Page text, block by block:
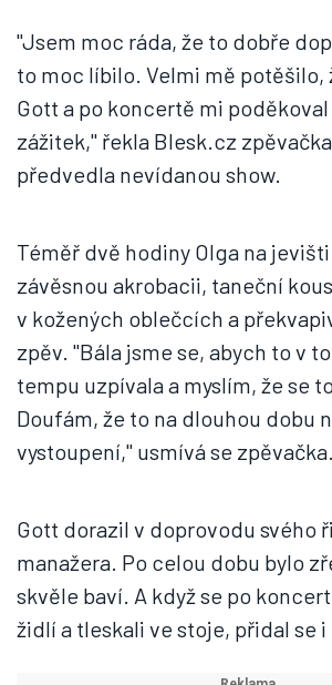
"Jsem moc ráda, že to dobře
to moc líbilo. Velmi mě potěšilo,
Gott a po koncertě mi poděkoval
zážitek," řekla Blesk.cz
předvedla nevídanou show.
Téměř dvě hodiny Olga na
závěsnou akrobacii, taneční
v kožených oblečcích a
zpěv. "Bála jsme se, abych to v
tempu uzpívala a myslím, že se
Doufám, že to na dlouhou dobu
vystoupení," usmívá se zpěvačka.
Gott dorazil v doprovodu svého
manažera. Po celou dobu bylo
skvěle baví. A když se po
židlí a tleskali ve stoje, přidal se i